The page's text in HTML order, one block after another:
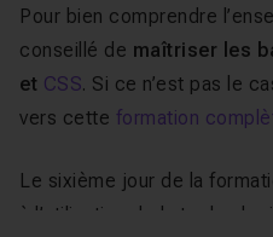
Pour bien comprendre
conseillé de maîtriser les
et CSS. Si ce n’est pas le
vers cette formation
Le sixième jour de la
à l’utilisation de la